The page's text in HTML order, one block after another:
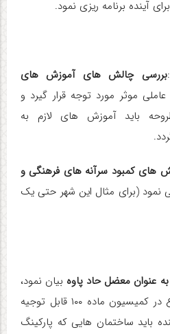
آینده برنامه ریزی نمود.
:بررسی چالش های آموزش های
عاملی موثر مورد توجه قرار گیرد و
باید آموزش های لازم به
.
های کمبود سرآنه های فرهنگی و
نمود (برای مثال این شهر حتی یک
عنوان معضل حاد پاوه بیان نمود،
و عدم حل شدن این موضوع در کمیسیون ماده ۱۰۰ قابل توجیه
باید ساختمان هایی که پارکینگ